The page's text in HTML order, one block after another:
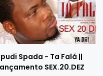
Spada - Ta Falá ||
SEX.20.DEZ